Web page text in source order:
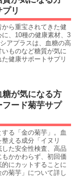
リ
ら重宝されてきた健
、10種の健康素材、3
アプラスは、血糖の高
ものなど糖質が気に
健康サポートサプリ
が気になる方
ード菊芋サプ
る「金の菊芋」。血
える成分「イヌリ
た安全性検査、高品
かかわらず、初回価
にカットすることに
菊芋」について詳し